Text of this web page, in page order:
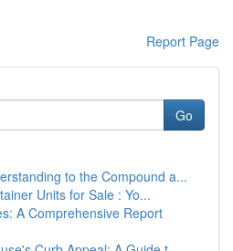
Report Page
Go
to the Compound a...
Units for Sale : Yo...
A Comprehensive Report